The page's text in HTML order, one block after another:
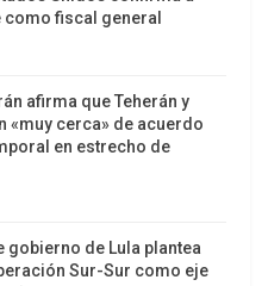
fue una amnistía, la
Humanos dijo
y las
declaró el
el diplomático Paulo
una posición oficial de
Amnistía, promulgada
como fiscal general
afirma que Teherán y
«muy cerca» de acuerdo
en estrecho de
gobierno de Lula plantea
Sur-Sur como eje